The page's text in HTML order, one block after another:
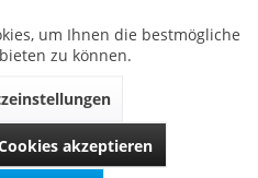
ausschließlich in Bayern
zur letzten Naht verbirgt sich
Qualitätshandwerk.
um Ihnen die bestmögliche
zu können.
akzeptieren